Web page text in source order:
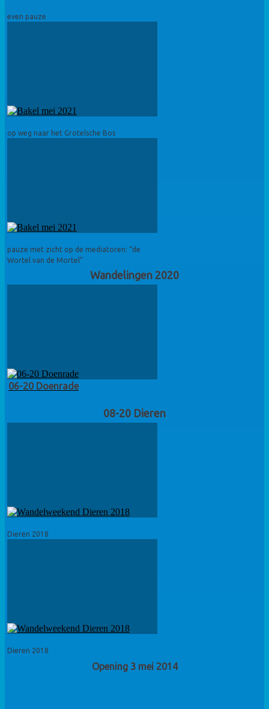
even pauze
op weg naar het Grotelsche Bos
pauze met zicht op de mediatoren: “de
Wortel van de Mortel”
Wandelingen 2020
06-20 Doenrade
08-20 Dieren
Dieren 2018
Dieren 2018
Opening 3 mei 2014